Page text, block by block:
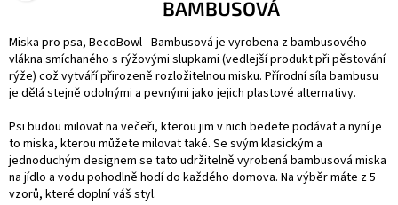
BAMBUSOVÁ
Miska pro psa, BecoBowl - Bambusová je vyrobena z bambusového
vlákna smíchaného s rýžovými slupkami (vedlejší produkt při pěstování
rýže) což vytváří přirozeně rozložitelnou misku. Přírodní síla bambusu
je dělá stejně odolnými a pevnými jako jejich plastové alternativy.
Psi budou milovat na večeři, kterou jim v nich bedete podávat a nyní je
to miska, kterou můžete milovat také. Se svým klasickým a
jednoduchým designem se tato udržitelně vyrobená bambusová miska
na jídlo a vodu pohodlně hodí do každého domova. Na výběr máte z 5
vzorů, které doplní váš styl.